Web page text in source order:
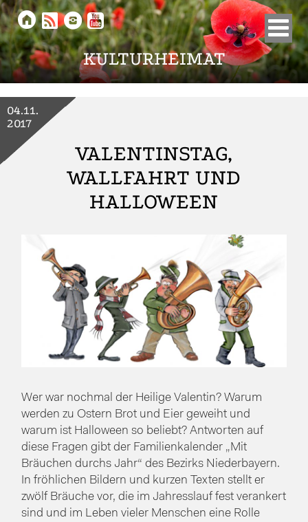
KULTURHEIMAT
    
VALENTINSTAG,
WALLFAHRT UND
HALLOWEEN
04.11.
2017
Wer war nochmal der Heilige Valentin? Warum
werden zu Ostern Brot und Eier geweiht und
warum ist Halloween so beliebt? Antworten auf
diese Fragen gibt der Familienkalender „Mit
Bräuchen durchs Jahr“ des Bezirks Niederbayern.
In fröhlichen Bildern und kurzen Texten stellt er
zwölf Bräuche vor, die im Jahresslauf fest verankert
sind und im Leben vieler Menschen eine Rolle